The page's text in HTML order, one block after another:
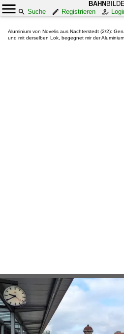
BAHN
Suche
Registrieren
Aluminium von Novelis aus Nachterstedt (2/2):
und mit derselben Lok, begegnet mir der